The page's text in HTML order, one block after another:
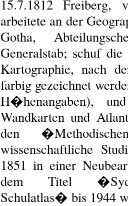
15.7.1812 Freiberg,
arbeitete an der
Gotha,
Generalstab; schuf
Kartographie, nach
farbig gezeichnet
H�henangaben),
Wandkarten und
den
wissenschaftliche
1851 in einer
dem Titel
Schulatlas� bis 1944